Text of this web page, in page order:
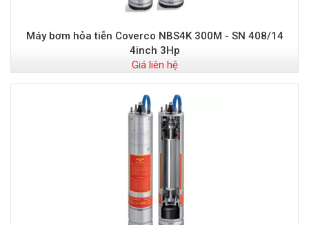
Máy bơm hỏa tiễn Coverco NBS4K 300M - SN 408/14
4inch 3Hp
Giá liên hệ